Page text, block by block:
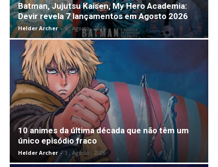
Batman, Jujutsu Kaisen, My Hero Academia:
Devir revela 7 lançamentos em Agosto 2026
Helder Archer - 4 , Agosto , 2026
10 animes da última década que não têm um
único episódio fraco
Helder Archer - 3 , Agosto , 2026